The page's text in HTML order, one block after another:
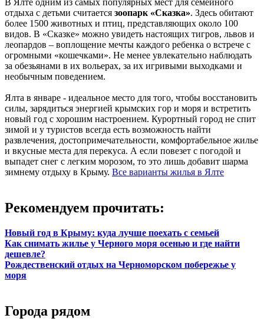
В Ялте одним из самых популярных мест для семейного
отдыха с детьми считается зоопарк «Сказка». Здесь обитают
более 1500 животных и птиц, представляющих около 100
видов. В «Сказке» можно увидеть настоящих тигров, львов и
леопардов – воплощение мечты каждого ребенка о встрече с
огромными «кошечками». Не менее увлекательно наблюдать
за обезьянами в их вольерах, за их игривыми выходками и
необычным поведением.
Ялта в январе - идеальное место для того, чтобы восстановить
силы, зарядиться энергией крымских гор и моря и встретить
новый год с хорошим настроением. Курортный город не спит
зимой и у туристов всегда есть возможность найти
развлечения, достопримечательности, комфортабельное жилье
и вкусные места для перекуса. А если повезет с погодой и
выпадет снег с легким морозом, то это лишь добавит шарма
зимнему отдыху в Крыму. Все варианты жилья в Ялте
Рекомендуем прочитать:
Новый год в Крыму: куда лучше поехать с семьей
Как снимать жилье у Черного моря осенью и где найти
дешевле?
Рождественский отдых на Черноморском побережье у
моря
Города рядом